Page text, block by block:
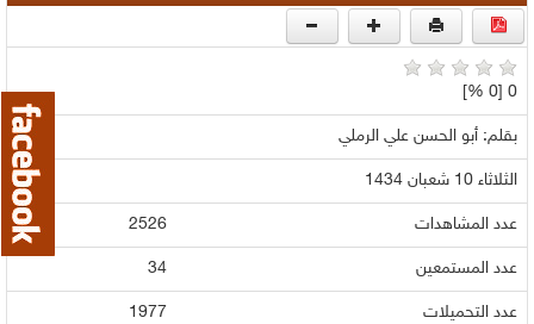
0 [0 %]
بقلم: أبو الحسن علي الرملي
الثلاثاء 10 شعبان 1434
عدد المشاهدات 2526
عدد المستمعين 34
عدد التحميلات 1977